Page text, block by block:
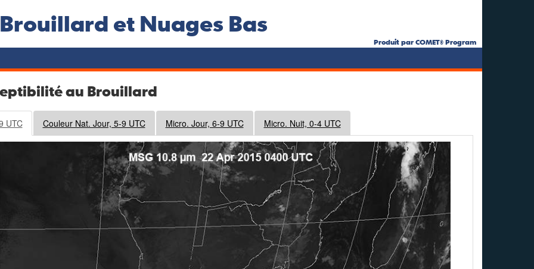
Brouillard et Nuages Bas
Produit par COMET® Program
au Brouillard
UTC Couleur Nat. Jour, 5-9 UTC Micro. Jour, 6-9 UTC Micro. Nuit, 0-4 UTC